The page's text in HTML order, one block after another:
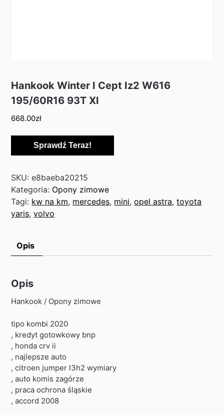
Hankook Winter I Cept Iz2 W616
195/60R16 93T Xl
668.00zł
Sprawdź Teraz!
SKU:e8baeba20215
Kategoria: Opony zimowe
Tagi: kw na km, mercedes, mini,opel astra,toyota
yaris,volvo
Opis
Opis
Hankook / Opony zimowe
tipo kombi 2020
, kredyt gotowkowy bnp
, honda crv ii
, najlepsze auto
, citroen jumper l3h2 wymiary
, auto komis zagórze
, praca ochrona śląskie
, accord 2008